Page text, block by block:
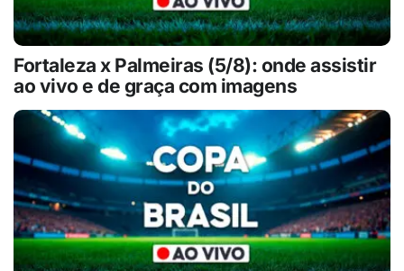
Fortaleza x Palmeiras (5/8): onde assistir
ao vivo e de graça com imagens